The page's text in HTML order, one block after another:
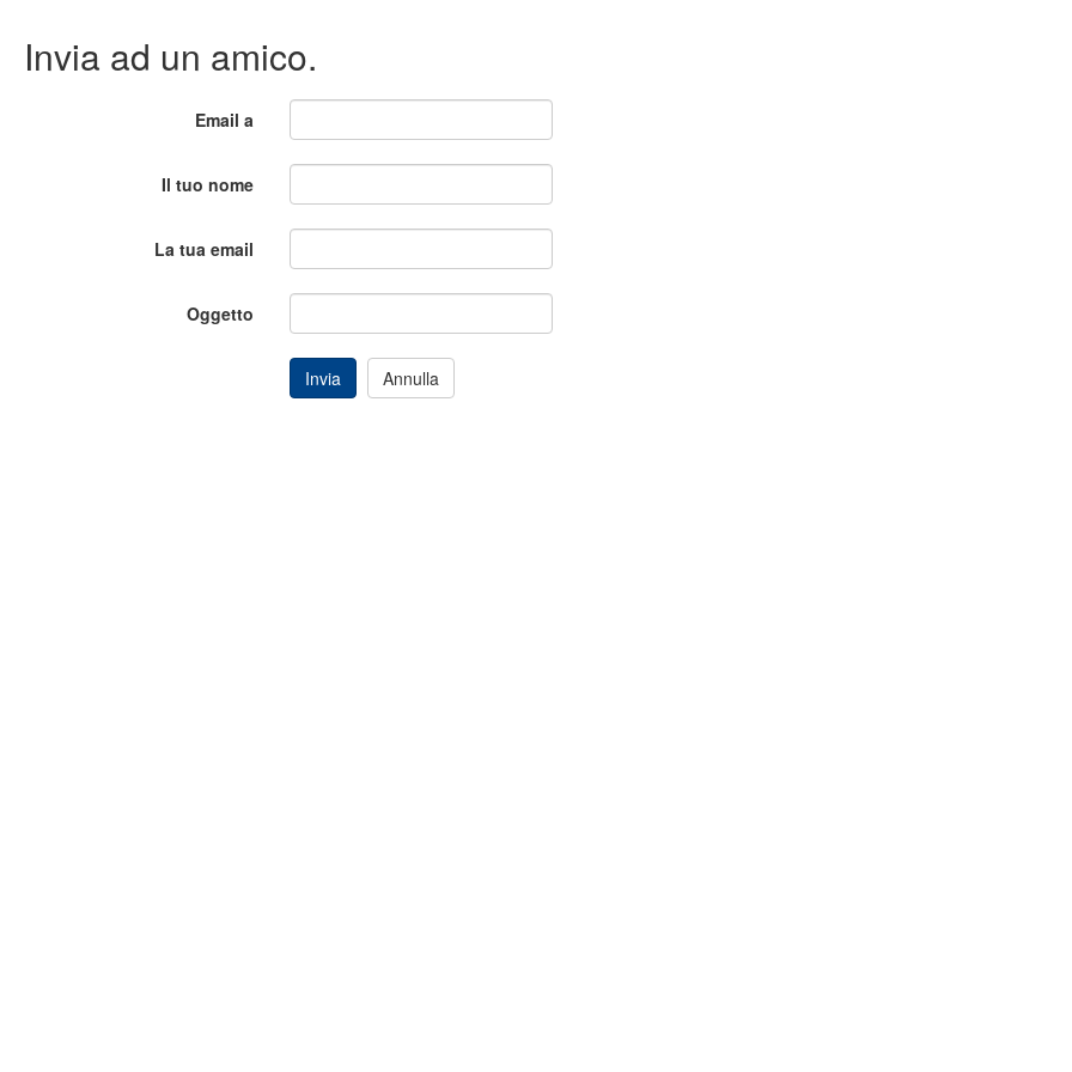
Invia ad un amico.
Email a
Il tuo nome
La tua email
Oggetto
Invia Annulla